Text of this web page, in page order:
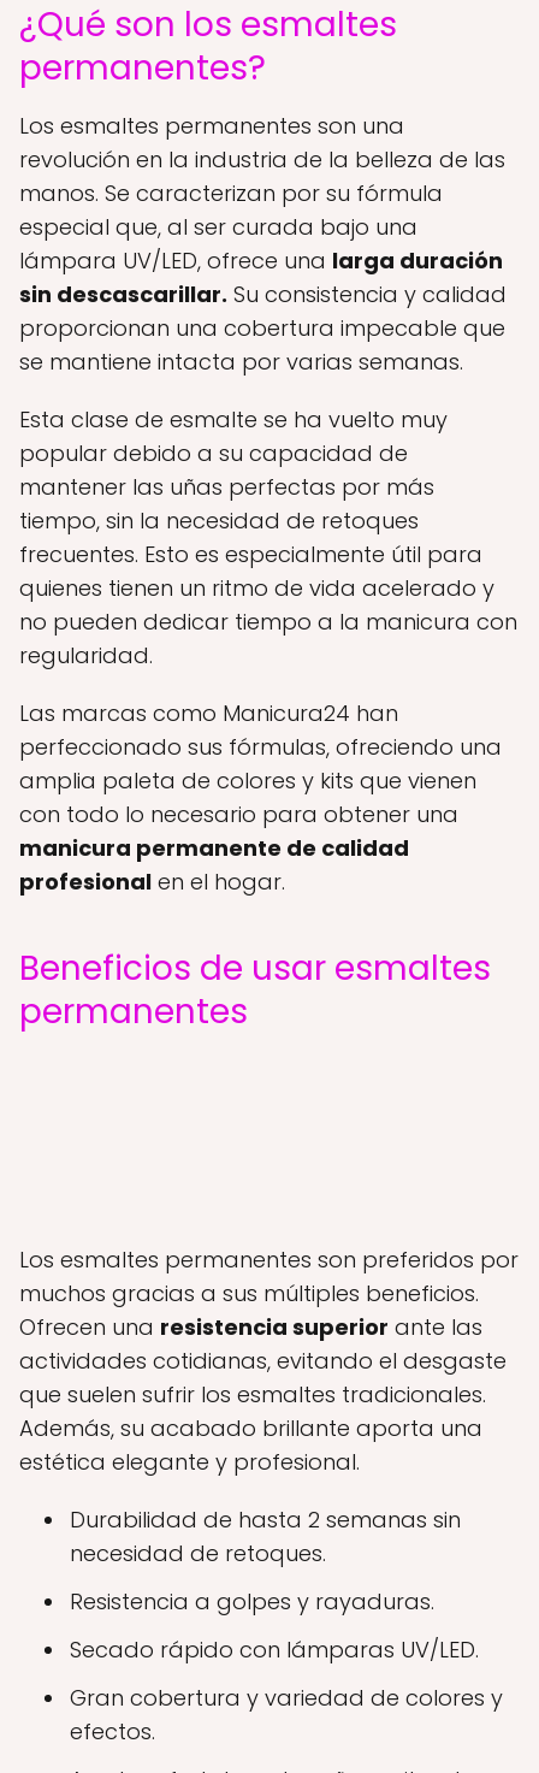
¿Qué son los esmaltes
permanentes?
Los esmaltes permanentes son una
revolución en la industria de la belleza de las
manos. Se caracterizan por su fórmula
especial que, al ser curada bajo una
lámpara UV/LED, ofrece una larga duración
sin descascarillar. Su consistencia y calidad
proporcionan una cobertura impecable que
se mantiene intacta por varias semanas.
Esta clase de esmalte se ha vuelto muy
popular debido a su capacidad de
mantener las uñas perfectas por más
tiempo, sin la necesidad de retoques
frecuentes. Esto es especialmente útil para
quienes tienen un ritmo de vida acelerado y
no pueden dedicar tiempo a la manicura con
regularidad.
Las marcas como Manicura24 han
perfeccionado sus fórmulas, ofreciendo una
amplia paleta de colores y kits que vienen
con todo lo necesario para obtener una
manicura permanente de calidad
profesional en el hogar.
Beneficios de usar esmaltes
permanentes
Los esmaltes permanentes son preferidos por
muchos gracias a sus múltiples beneficios.
Ofrecen una resistencia superior ante las
actividades cotidianas, evitando el desgaste
que suelen sufrir los esmaltes tradicionales.
Además, su acabado brillante aporta una
estética elegante y profesional.
Durabilidad de hasta 2 semanas sin
necesidad de retoques.
Resistencia a golpes y rayaduras.
Secado rápido con lámparas UV/LED.
Gran cobertura y variedad de colores y
efectos.